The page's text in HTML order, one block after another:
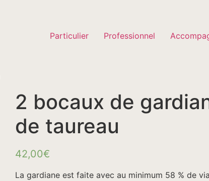
Particulier Professionnel
2 bocaux de
de taureau
42,00€
La gardiane est faite avec au minimum 58 % de